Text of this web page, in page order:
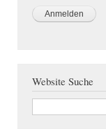
Website Suche